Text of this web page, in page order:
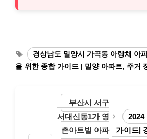
태
그
경상남도 밀양시 가곡동 아랑채 아
을 위한 종합 가이드 | 밀양 아파트, 주거
부산시 서구
서대신동1가 영
촌아트빌 아파
2024
가이드|